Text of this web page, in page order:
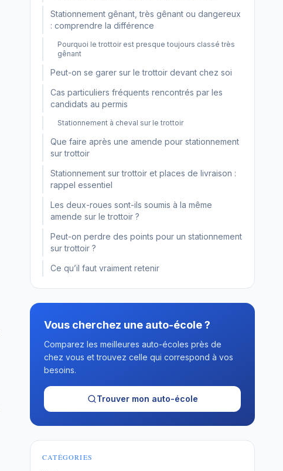
Stationnement gênant, très gênant ou dangereux
: comprendre la différence
Pourquoi le trottoir est presque toujours classé très
gênant
Peut-on se garer sur le trottoir devant chez soi
Cas particuliers fréquents rencontrés par les
candidats au permis
Stationnement à cheval sur le trottoir
Que faire après une amende pour stationnement
sur trottoir
Stationnement sur trottoir et places de livraison :
rappel essentiel
Les deux-roues sont-ils soumis à la même
amende sur le trottoir ?
Peut-on perdre des points pour un stationnement
sur trottoir ?
Ce qu’il faut vraiment retenir
Vous cherchez une auto-école ?
Comparez les meilleures auto-écoles près de
chez vous et trouvez celle qui correspond à vos
besoins.
Trouver mon auto-école
CATÉGORIES